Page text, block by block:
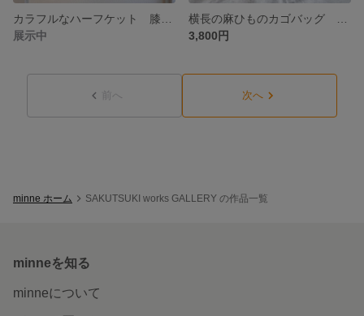
展示中
3,800円
前へ 次へ
minne ホーム SAKUTSUKI works GALLERY の作品一覧
minneを知る
minneについて